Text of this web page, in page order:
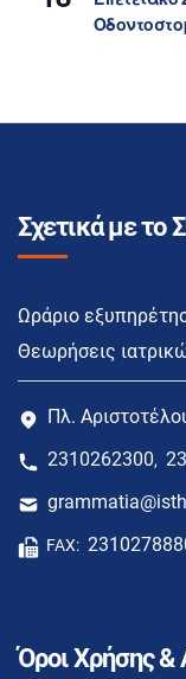
Σχετικά με το
Ωράριο
Θεωρήσεις
Πλ.
2310262300,
FAX:
Όροι Χρήσης &